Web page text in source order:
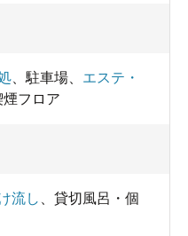
駐車場
エステ・
煙フロア
流し
貸切風呂・個